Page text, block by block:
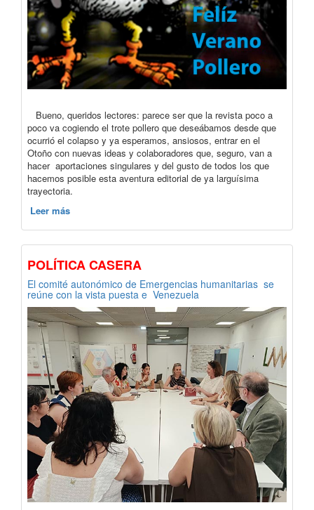
Bueno, queridos lectores: parece ser que la revista poco a
poco va cogiendo el trote pollero que deseábamos desde que
ocurrió el colapso y ya esperamos, ansiosos, entrar en el
Otoño con nuevas ideas y colaboradores que, seguro, van a
hacer aportaciones singulares y del gusto de todos los que
hacemos posible esta aventura editorial de ya larguísima
trayectoria.
Leer más
POLÍTICA CASERA
El comité autonómico de Emergencias humanitarias se
reúne con la vista puesta e Venezuela